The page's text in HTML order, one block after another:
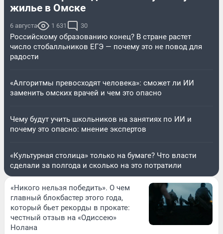
жилье в Омске
6 августа 1 631 30
Российскому образованию конец? В стране растет
число стобалльников ЕГЭ — почему это не повод для
радости
«Алгоритмы превосходят человека»: сможет ли ИИ
заменить омских врачей и чем это опасно
Чему будут учить школьников на занятиях по ИИ и
почему это опасно: мнение экспертов
«Культурная столица» только на бумаге? Что власти
сделали за полгода и сколько на это потратили
«Никого нельзя победить». О чем
главный блокбастер этого года,
который бьет рекорды в прокате:
честный отзыв на «Одиссею»
Нолана